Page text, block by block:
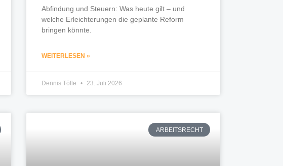
Abfindung und Steuern: Was heute gilt – und
welche Erleichterungen die geplante Reform
bringen könnte.
WEITERLESEN »
Dennis Tölle 23. Juli 2026
ARBEITSRECHT